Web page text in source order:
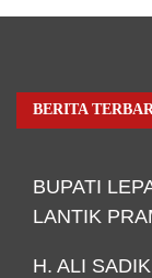
BERITA
BUPATI
LANTIK
H. ALI